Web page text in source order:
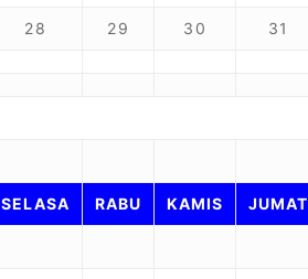
28 29 30 31
SELASA RABU KAMIS JUMAT